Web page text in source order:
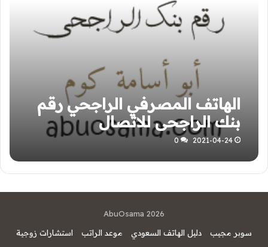
الهاتف المصرفي الراجحي رقم
بنك الراجحي للاتصال
2021-04-24
0
AbuOsama 2026
سوبر مجيب
دليل الهاتف السعودي موعد الراتب استشارات زوجية